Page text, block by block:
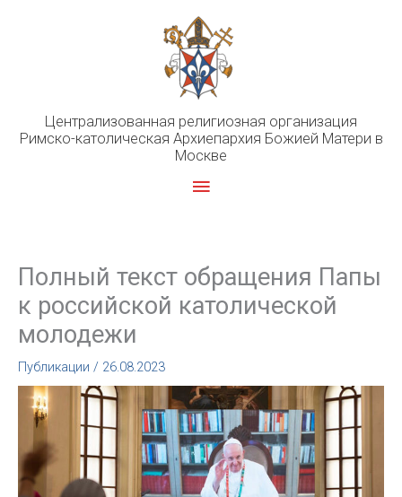
Централизованная религиозная организация
Римско-католическая Архиепархия Божией Матери в
Москве
Главное
Полный текст обращения Папы
к российской католической
молодежи
Публикации / 26.08.2023